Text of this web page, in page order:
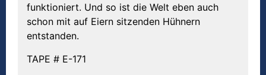
funktioniert. Und so ist die Welt eben auch
schon mit auf Eiern sitzenden Hühnern
entstanden.
TAPE # E-171